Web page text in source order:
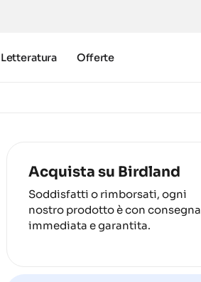
Letteratura Offerte
Acquista su Birdland
Soddisfatti o rimborsati, ogni
nostro prodotto è con consegna
immediata e garantita.